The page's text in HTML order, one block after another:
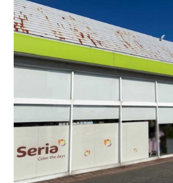
新潟市中央区
新潟市南区
新潟市江南区
村上・関川
新発田・聖籠
胎
三条・加茂・田上
五泉・阿賀野
小千谷・十日町・津南
柏崎・刈羽・出雲崎
上越・妙高
ご当地グルメ
カフェ
居酒屋・バー
パン・ベーカリー
タレカツ・豚
旨辛・激辛
定食・町定食 海
ワイン・クラ
ケーキ・パフェ
ビアガーデン・
忘新年会・歓送迎会
セミナー・講演会
住宅展示場
完成見学会
病院・クリニック
ビルボードプレイスBP
リバーサイド千秋
パティオPATIO
冠婚葬祭
習い事・塾
官公庁・自治体
新潟市 チラシ
上越・妙高・糸魚川 チラシ
注
火曜セール
オープン・リニュー
周年祭・感謝祭セール
年末・初